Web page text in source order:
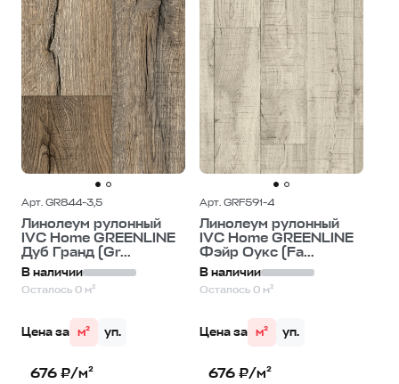
Арт. GR844-3,5
Линолеум рулонный
IVC Home GREENLINE
Дуб Гранд (Gr...
В наличии
Осталось 0 м²
Цена за м² уп.
676 ₽/м²
Арт. GRF591-4
Линолеум рулонный
IVC Home GREENLINE
Фэйр Оукс (Fa...
В наличии
Осталось 0 м²
Цена за м² уп.
676 ₽/м²